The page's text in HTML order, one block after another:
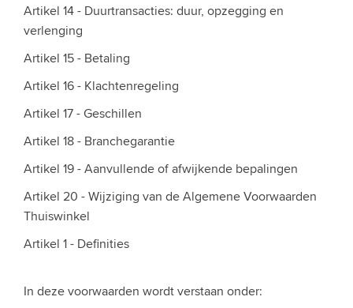
Artikel 14 - Duurtransacties: duur, opzegging en
verlenging
Artikel 15 - Betaling
Artikel 16 - Klachtenregeling
Artikel 17 - Geschillen
Artikel 18 - Branchegarantie
Artikel 19 - Aanvullende of afwijkende bepalingen
Artikel 20 - Wijziging van de Algemene Voorwaarden
Thuiswinkel
Artikel 1 - Definities
In deze voorwaarden wordt verstaan onder: